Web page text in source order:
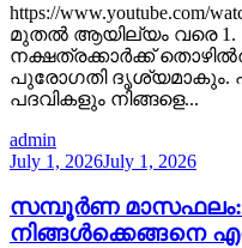
https://www.youtube.com/
മുതൽ ആയില്യം വരെ
നക്ഷത്രക്കാർക്ക്
പുരോഗതി ദൃശ്യമാകും.
പദവികളും നിങ്ങളെ...
admin
July 1, 2026July 1, 2026
സമ്പൂർണ മാസഫലം:
നിങ്ങൾക്കെങ്ങനെ